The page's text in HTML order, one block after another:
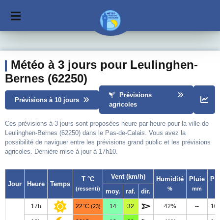
Météo à 3 jours pour Leulinghen-
Bernes (62250)
Prévisions à 10 jours
Prévisions
agricoles
Ces prévisions à 3 jours sont proposées heure par heure pour la ville de
Leulinghen-Bernes (62250) dans le Pas-de-Calais. Vous avez la
possibilité de naviguer entre les prévisions grand public et les prévisions
agricoles. Dernière mise à jour à 17h10.
Jour Heure Temps
T °C
(ressenti)
Vent (km/h) Humidité
%
Pluie
mm
moy. raf. dir.
17h 22°C (23) 14 32 42% --